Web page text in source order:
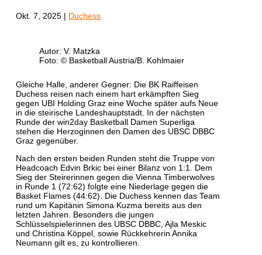
Okt. 7, 2025 | Duchess
Autor: V. Matzka
Foto: © Basketball Austria/B. Kohlmaier
Gleiche Halle, anderer Gegner: Die BK Raiffeisen
Duchess reisen nach einem hart erkämpften Sieg
gegen UBI Holding Graz eine Woche später aufs Neue
in die steirische Landeshauptstadt. In der nächsten
Runde der win2day Basketball Damen Superliga
stehen die Herzoginnen den Damen des UBSC DBBC
Graz gegenüber.
Nach den ersten beiden Runden steht die Truppe von
Headcoach Edvin Brkic bei einer Bilanz von 1:1. Dem
Sieg der Steirerinnen gegen die Vienna Timberwolves
in Runde 1 (72:62) folgte eine Niederlage gegen die
Basket Flames (44:62). Die Duchess kennen das Team
rund um Kapitänin Simona Kuzma bereits aus den
letzten Jahren. Besonders die jungen
Schlüsselspielerinnen des UBSC DBBC, Ajla Meskic
und Christina Köppel, sowie Rückkehrerin Annika
Neumann gilt es, zu kontrollieren.